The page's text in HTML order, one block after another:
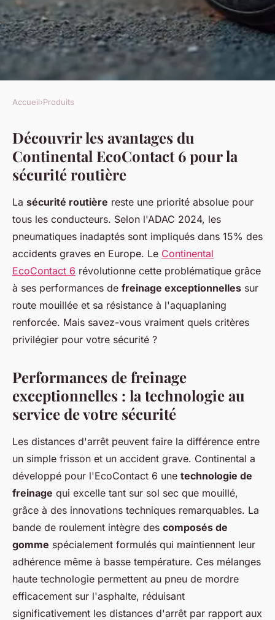
Les avantages du pneu
continental ecocontact 6 pour
votre sécurité
Kaïs•9 novembre 2025 • 7 min de lecture
Accueil›Produits
Découvrir les avantages du
Continental EcoContact 6 pour la
sécurité routière
La sécurité routière reste une priorité absolue pour
tous les conducteurs. Selon l'ADAC 2024, les
pneumatiques inadaptés sont impliqués dans 15% des
accidents graves en Europe. Le Continental
EcoContact 6 révolutionne cette problématique grâce
à ses performances de freinage exceptionnelles sur
route mouillée et sa résistance à l'aquaplaning
renforcée. Mais savez-vous vraiment quels critères
privilégier pour votre sécurité ?
Performances de freinage
exceptionnelles : la technologie au
service de votre sécurité
Les distances d'arrêt peuvent faire la différence entre
un simple frisson et un accident grave. Continental a
développé pour l'EcoContact 6 une technologie de
freinage qui excelle tant sur sol sec que mouillé,
grâce à des innovations techniques remarquables. La
bande de roulement intègre des composés de
gomme spécialement formulés qui maintiennent leur
adhérence même à basse température. Ces mélanges
haute technologie permettent au pneu de mordre
efficacement sur l'asphalte, réduisant
significativement les distances d'arrêt par rapport aux